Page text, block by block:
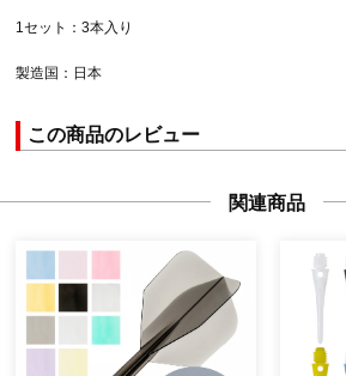
1セット：3本入り
製造国：日本
この商品のレビュー
関連商品